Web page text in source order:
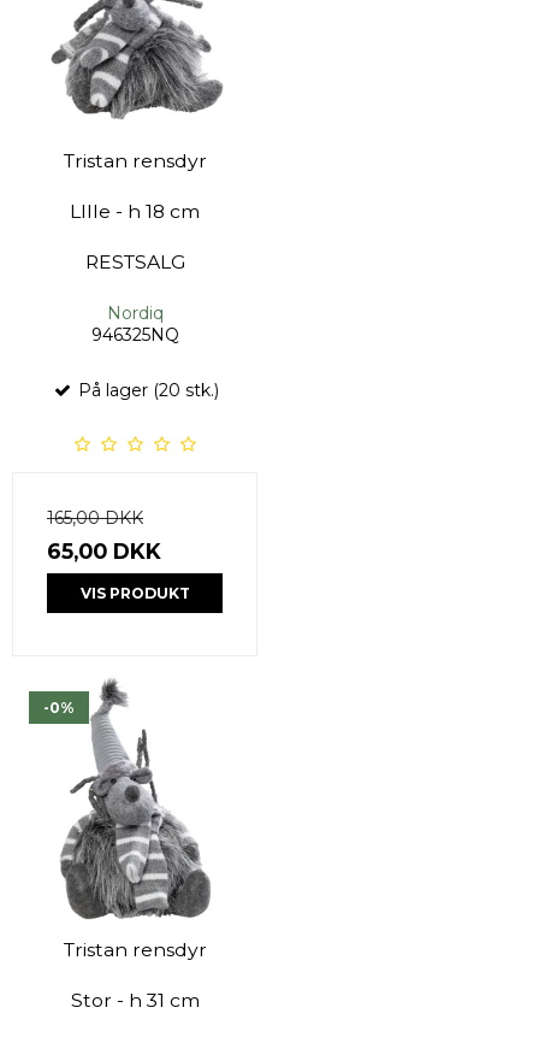
Tristan rensdyr
LIlle - h 18 cm
RESTSALG
Nordiq
946325NQ
På lager (20 stk.)
165,00 DKK
65,00 DKK
VIS PRODUKT
-0%
Tristan rensdyr
Stor - h 31 cm